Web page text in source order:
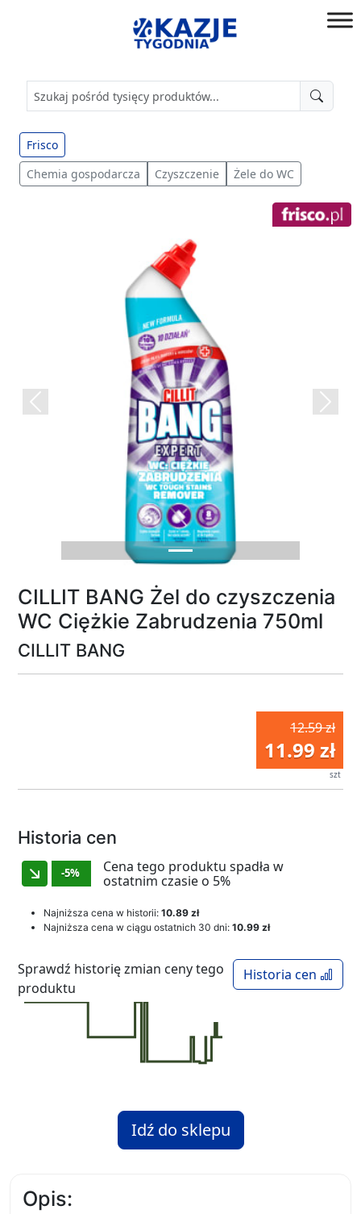
złap
Frisco
Chemia gospodarcza
Czyszczenie Żele do WC
Previous Next
CILLIT BANG Żel do czyszczenia
WC Ciężkie Zabrudzenia 750ml
CILLIT BANG
12.59 zł
11.99 zł
szt
Historia cen
-5%
Cena tego produktu spadła w
ostatnim czasie o 5%
Najniższa cena w historii: 10.89 zł
Najniższa cena w ciągu ostatnich 30 dni: 10.99 zł
Historia cen
Sprawdź historię zmian ceny tego
produktu
Idź do sklepu
Opis: